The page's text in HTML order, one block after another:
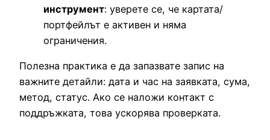
инструмент: уверете се, че картата/
портфейлът е активен и няма
ограничения.
Полезна практика е да запазвате запис на
важните детайли: дата и час на заявката, сума,
метод, статус. Ако се наложи контакт с
поддръжката, това ускорява проверката.